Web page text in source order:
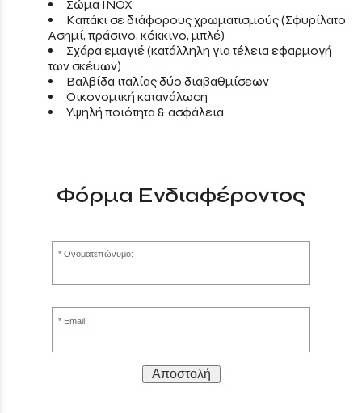
Σώμα INOX
Καπάκι σε διάφορους χρωματισμούς (Σφυρίλατο
Ασημί, πράσινο, κόκκινο, μπλέ)
Σχάρα εμαγιέ (κατάλληλη για τέλεια εφαρμογή
των σκέυων)
Βαλβίδα ιταλίας δύο διαβαθμίσεων
Οικονομική κατανάλωση
Υψηλή ποιότητα & ασφάλεια
Φόρμα Ενδιαφέροντος
Ονοματεπώνυμο:
Email:
Αποστολή